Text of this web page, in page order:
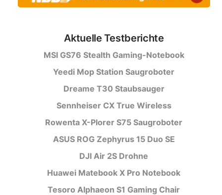
Aktuelle Testberichte
MSI GS76 Stealth Gaming-Notebook
Yeedi Mop Station Saugroboter
Dreame T30 Staubsauger
Sennheiser CX True Wireless
Rowenta X-Plorer S75 Saugroboter
ASUS ROG Zephyrus 15 Duo SE
DJI Air 2S Drohne
Huawei Matebook X Pro Notebook
Tesoro Alphaeon S1 Gaming Chair